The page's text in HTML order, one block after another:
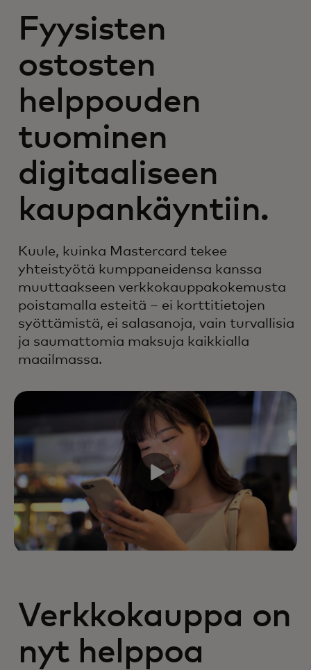
Fyysisten
ostosten
helppouden
tuominen
digitaaliseen
kaupankäyntiin.
Kuule, kuinka Mastercard tekee
yhteistyötä kumppaneidensa kanssa
muuttaakseen verkkokauppakokemusta
poistamalla esteitä – ei korttitietojen
syöttämistä, ei salasanoja, vain turvallisia
ja saumattomia maksuja kaikkialla
maailmassa.
Verkkokauppa on
nyt helppoa